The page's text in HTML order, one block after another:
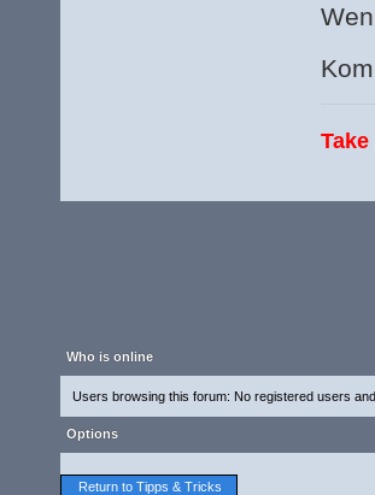
Who is online
Users browsing this forum: No registered users
Options
Return to Tipps & Tricks